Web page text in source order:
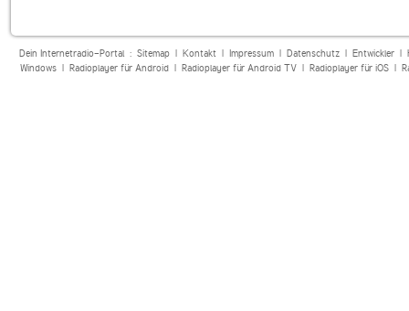
Dein Internetradio-Portal : Sitemap| Kontakt| Impressum| Datenschutz| Entwickler|
Windows| Radioplayer für Android| Radioplayer für Android TV| Radioplayer für iOS|